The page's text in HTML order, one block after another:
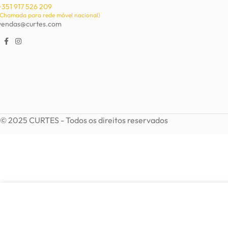
917 526 209
para rede móvel nacional)
© 2025 CURTES - Todos os direitos reservados